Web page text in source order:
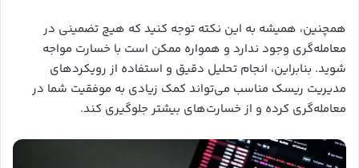
همچنین، همیشه به این نکته توجه کنید که هیچ تضمینی در
معامله‌گری وجود ندارد و همواره ممکن است با خسارت مواجه
شوید. بنابراین، انجام تحلیل دقیق و استفاده از رویکردهای
مدیریت ریسک مناسب می‌تواند کمک زیادی به موفقیت شما در
معامله‌گری کرده و از خسارت‌های بیشتر جلوگیری کند.